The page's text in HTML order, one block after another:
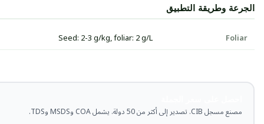
الجرعة وطريقة التطبيق
Foliar
Seed: 2-3 g/kg, foliar: 2 g/L
مصنع مسجل CIB. تصدير إلى أكثر من 50 دولة. يشمل COA وMSDS وTDS.